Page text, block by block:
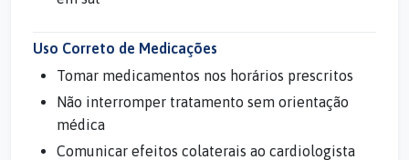
Uso Correto de Medicações
Tomar medicamentos nos horários prescritos
Não interromper tratamento sem orientação
médica
Comunicar efeitos colaterais ao cardiologista